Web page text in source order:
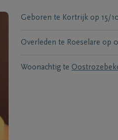
Geboren te Kortrijk op 15/
Overleden te Roeselare op
Woonachtig te